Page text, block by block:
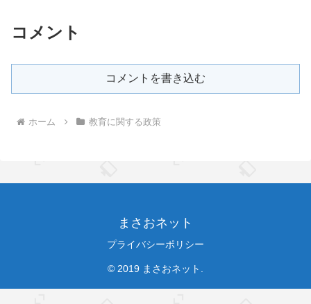
コメント
コメントを書き込む
ホーム 教育に関する政策
まさおネット
プライバシーポリシー
© 2019 まさおネット.